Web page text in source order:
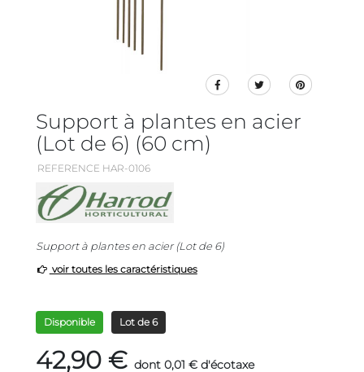
Support à plantes en acier
(Lot de 6) (60 cm)
REFERENCE HAR-0106
Support à plantes en acier (Lot de 6)
voir toutes les caractéristiques
Disponible Lot de 6
42,90 € dont 0,01 € d'écotaxe